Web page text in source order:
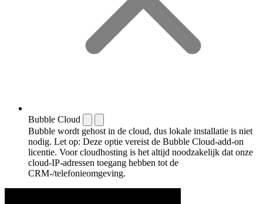
Bubble Cloud
Bubble wordt gehost in de cloud, dus lokale installatie is niet
nodig. Let op: Deze optie vereist de Bubble Cloud-add-on
licentie. Voor cloudhosting is het altijd noodzakelijk dat onze
cloud-IP-adressen toegang hebben tot de
CRM-/telefonieomgeving.